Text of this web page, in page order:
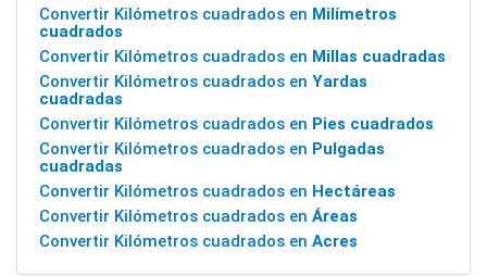
Convertir Kilómetros cuadrados en Milímetros
cuadrados
Convertir Kilómetros cuadrados en Millas cuadradas
Convertir Kilómetros cuadrados en Yardas
cuadradas
Convertir Kilómetros cuadrados en Pies cuadrados
Convertir Kilómetros cuadrados en Pulgadas
cuadradas
Convertir Kilómetros cuadrados en Hectáreas
Convertir Kilómetros cuadrados en Áreas
Convertir Kilómetros cuadrados en Acres